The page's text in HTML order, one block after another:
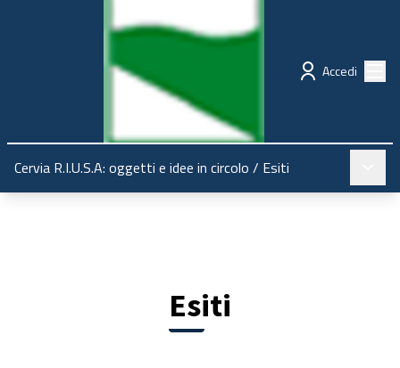
Regione Emilia-Romagna Partecipazione
Accedi
Cervia R.I.U.S.A: oggetti e idee in circolo / Esiti
Esiti